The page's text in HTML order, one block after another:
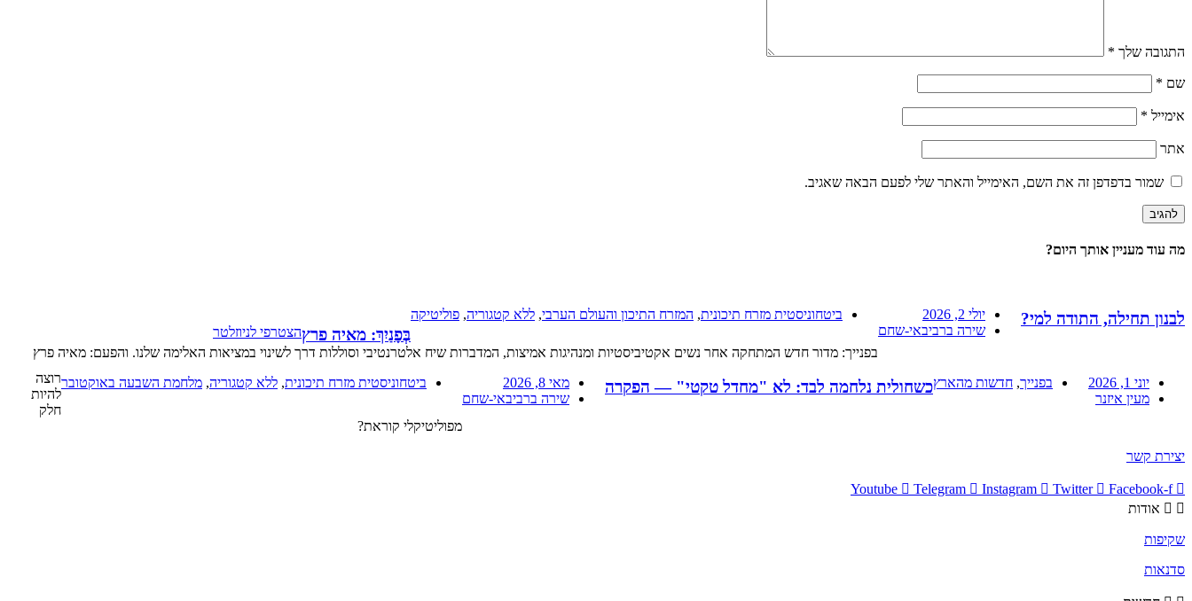
התגובה שלך *
שם *
אימייל *
אתר
שמור בדפדפן זה את השם, האימייל והאתר שלי לפעם הבאה שאגיב.
מה עוד מעניין אותך היום?
לבנון תחילה, התודה למי?
יולי 2, 2026
שירה ברביבאי-שחם
ביטחוניסטית מזרח תיכונית, המזרח התיכון והעולם הערבי, ללא קטגוריה, פוליטיקה
בְּפָנַיִךְ: מאיה פרץ
בפנייך: מדור חדש המתחקה אחר נשים אקטיביסטיות ומנהיגות אמיצות, המדברות שיח אלטרנטיבי וסוללות דרך לשינוי במציאות האלימה שלנו. והפעם: מאיה פרץ
יוני 1, 2026
מעין איזנר
בפנייך, חדשות מהארץכשחולית נלחמה לבד: לא "מחדל טקטי" — הפקרה
מאי 8, 2026
שירה ברביבאי-שחם
ביטחוניסטית מזרח תיכונית, ללא קטגוריה, מלחמת השבעה באוקטובר
הצטרפי לניוזלטר
רוצה
להיות
חלק
מפוליטיקלי קוראת?
יצירת קשר
Youtube Telegram Instagram Twitter
Facebook-f
אודות
שקיפות
סדנאות